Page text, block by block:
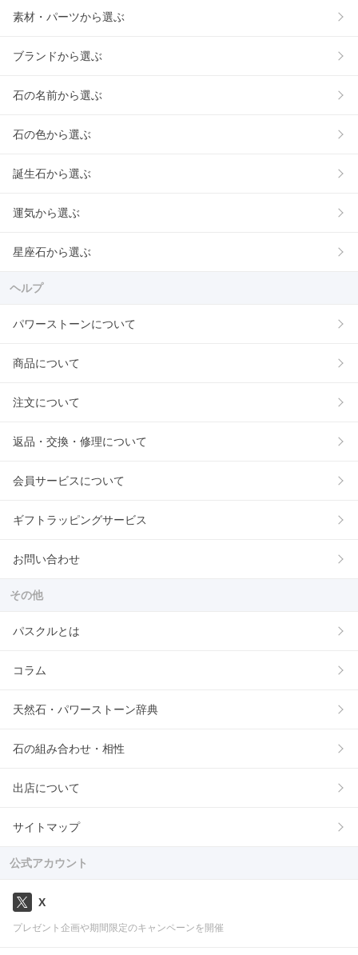
素材・パーツから選ぶ
ブランドから選ぶ
石の名前から選ぶ
石の色から選ぶ
誕生石から選ぶ
運気から選ぶ
星座石から選ぶ
ヘルプ
パワーストーンについて
商品について
注文について
返品・交換・修理について
会員サービスについて
ギフトラッピングサービス
お問い合わせ
その他
パスクルとは
コラム
天然石・パワーストーン辞典
石の組み合わせ・相性
出店について
サイトマップ
公式アカウント
X
プレゼント企画や期間限定のキャンペーンを開催